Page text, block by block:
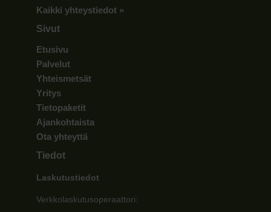
Kaikki yhteystiedot »
Sivut
Etusivu
Palvelut
Yhteismetsät
Yritys
Tietopaketit
Ajankohtaista
Ota yhteyttä
Tiedot
Laskutustiedot
Verkkolaskutusoperaattori: